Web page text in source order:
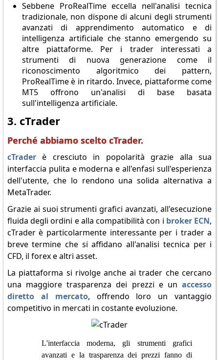
Sebbene ProRealTime eccella nell'analisi tecnica
tradizionale, non dispone di alcuni degli strumenti
avanzati di apprendimento automatico e di
intelligenza artificiale che stanno emergendo su
altre piattaforme. Per i trader interessati a
strumenti di nuova generazione come il
riconoscimento algoritmico dei pattern,
ProRealTime è in ritardo. Invece, piattaforme come
MT5 offrono un'analisi di base basata
sull'intelligenza artificiale.
3. cTrader
Perché abbiamo scelto cTrader.
cTraderè cresciuto in popolarità grazie alla sua
interfaccia pulita e moderna e all'enfasi sull'esperienza
dell'utente, che lo rendono una solida alternativa a
MetaTrader.
Grazie ai suoi strumenti grafici avanzati, all'esecuzione
fluida degli ordini e alla compatibilità con i broker ECN,
cTrader è particolarmente interessante per i trader a
breve termine che si affidano all'analisi tecnica per i
CFD, il forex e altri asset.
La piattaforma si rivolge anche ai trader che cercano
una maggiore trasparenza dei prezzi e unaccesso
diretto al mercato, offrendo loro un vantaggio
competitivo in mercati in costante evoluzione.
L'interfaccia moderna, gli strumenti grafici
avanzati e la trasparenza dei prezzi fanno di